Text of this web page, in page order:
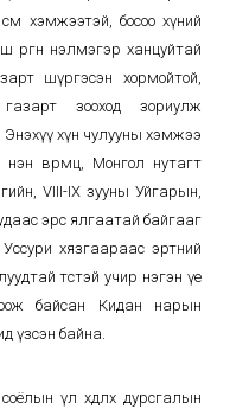
хэмжээтэй, босоо хүний
өргөн нэлмэгэр ханцуйтай
шүргэсэн хормойтой,
зооход зориулж
Энэхүү хүн чулууны хэмжээ
өвөрмөц, Монгол нутагт
VIII-IX зууны Уйгарын,
эрс ялгаатай байгааг
хязгаараас эртний
төстэй учир нэгэн үе
байсан Кидан нарын
үзсэн байна.
үл хөдлөх дурсгалын